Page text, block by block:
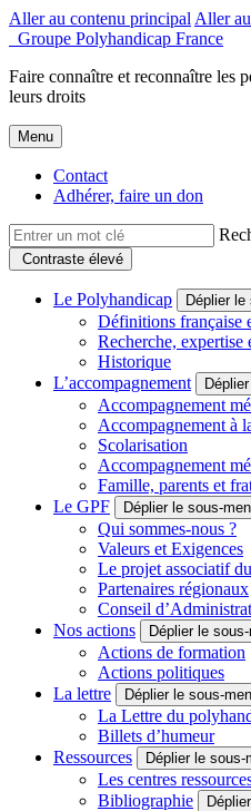
Aller au contenu principal Aller
Groupe Polyhandicap France
Faire connaître et reconnaître les
leurs droits
Menu
Contact
Adhérer, faire un don
Contraste élevé
Le Polyhandicap Déplier
Définitions française
Recherche, expertise
Historique
L’accompagnement
Accompagnement
Accompagnement à
Scolarisation
Accompagnement
Famille, parents et
Le GPF
Déplier le sous-
Qui sommes-nous ?
Valeurs et Exigences
Le projet associatif
Partenaires régionaux
Conseil
Nos actions
Déplier le
Actions de formation
Actions politiques
La lettre
Déplier le sous-
La Lettre du
Billets d’humeur
Ressources
Déplier le
Les centres
Bibliographie